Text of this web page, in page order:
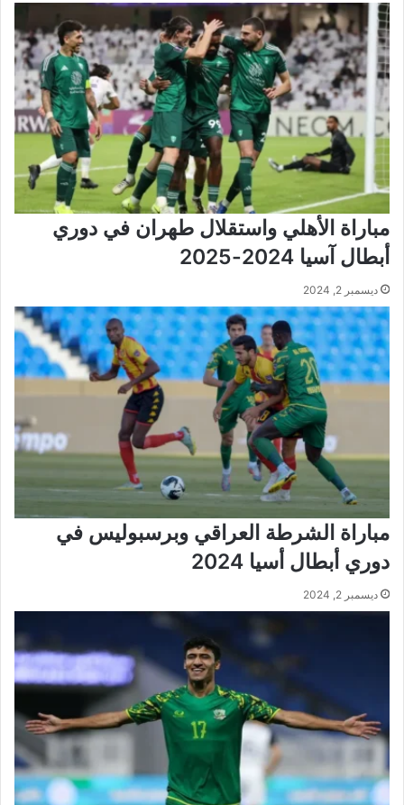
مباراة الأهلي واستقلال طهران في دوري
أبطال آسيا 2024-2025
ديسمبر 2, 2024
مباراة الشرطة العراقي وبرسبوليس في
دوري أبطال أسيا 2024
ديسمبر 2, 2024